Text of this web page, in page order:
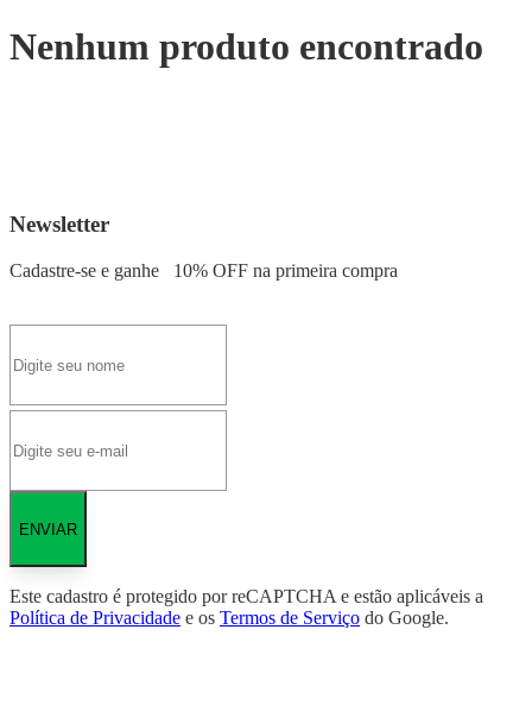
Nenhum produto encontrado
Newsletter
Cadastre-se e ganhe 10% OFF na primeira compra
ENVIAR
Este cadastro é protegido por reCAPTCHA e estão aplicáveis a
Política de Privacidade e os Termos de Serviço do Google.